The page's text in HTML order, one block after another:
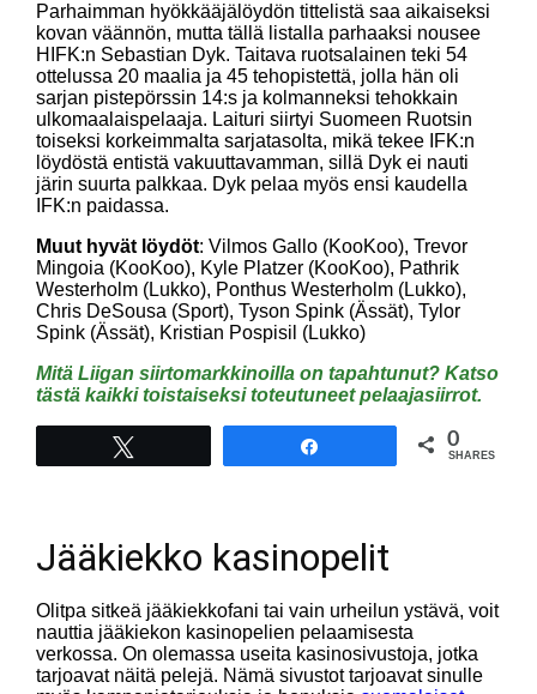
Parhaimman hyökkääjälöydön tittelistä saa aikaiseksi
kovan väännön, mutta tällä listalla parhaaksi nousee
HIFK:n Sebastian Dyk. Taitava ruotsalainen teki 54
ottelussa 20 maalia ja 45 tehopistettä, jolla hän oli
sarjan pistepörssin 14:s ja kolmanneksi tehokkain
ulkomaalaispelaaja. Laituri siirtyi Suomeen Ruotsin
toiseksi korkeimmalta sarjatasolta, mikä tekee IFK:n
löydöstä entistä vakuuttavamman, sillä Dyk ei nauti
järin suurta palkkaa. Dyk pelaa myös ensi kaudella
IFK:n paidassa.
Muut hyvät löydöt: Vilmos Gallo (KooKoo), Trevor
Mingoia (KooKoo), Kyle Platzer (KooKoo), Pathrik
Westerholm (Lukko), Ponthus Westerholm (Lukko),
Chris DeSousa (Sport), Tyson Spink (Ässät), Tylor
Spink (Ässät), Kristian Pospisil (Lukko)
Mitä Liigan siirtomarkkinoilla on tapahtunut? Katso
tästä kaikki toistaiseksi toteutuneet pelaajasiirrot.
0
SHARES
Jääkiekko kasinopelit
Olitpa sitkeä jääkiekkofani tai vain urheilun ystävä, voit
nauttia jääkiekon kasinopelien pelaamisesta
verkossa. On olemassa useita kasinosivustoja, jotka
tarjoavat näitä pelejä. Nämä sivustot tarjoavat sinulle